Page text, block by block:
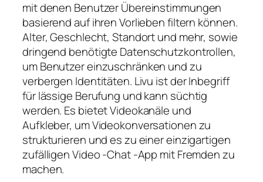
mit denen Benutzer Übereinstimmungen
basierend auf ihren Vorlieben filtern können.
Alter, Geschlecht, Standort und mehr, sowie
dringend benötigte Datenschutzkontrollen,
um Benutzer einzuschränken und zu
verbergen Identitäten. Livu ist der Inbegriff
für lässige Berufung und kann süchtig
werden. Es bietet Videokanäle und
Aufkleber, um Videokonversationen zu
strukturieren und es zu einer einzigartigen
zufälligen Video -Chat -App mit Fremden zu
machen.